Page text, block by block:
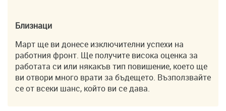
Близнаци
Март ще ви донесе изключителни успехи на
работния фронт. Ще получите висока оценка за
работата си или някакъв тип повишение, което ще
ви отвори много врати за бъдещето. Възползвайте
се от всеки шанс, който ви се дава.